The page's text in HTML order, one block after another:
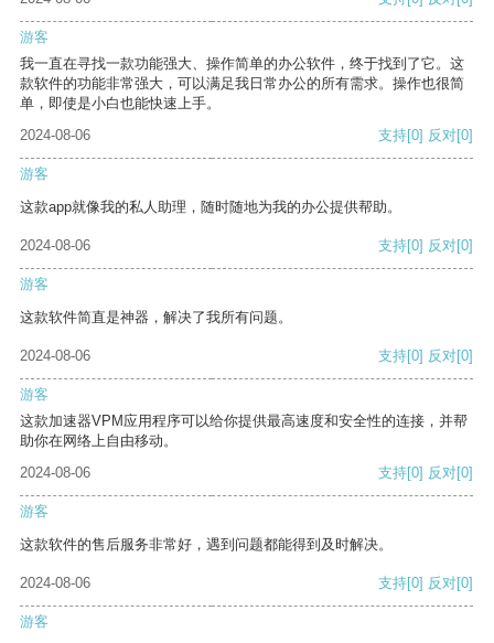
游客
我一直在寻找一款功能强大、操作简单的办公软件，终于找到了它。这
款软件的功能非常强大，可以满足我日常办公的所有需求。操作也很简
单，即使是小白也能快速上手。
2024-08-06
支持[0] 反对[0]
游客
这款app就像我的私人助理，随时随地为我的办公提供帮助。
2024-08-06 支持[0] 反对[0]
游客
这款软件简直是神器，解决了我所有问题。
2024-08-06 支持[0] 反对[0]
游客
这款加速器VPM应用程序可以给你提供最高速度和安全性的连接，并帮
助你在网络上自由移动。
2024-08-06
支持[0] 反对[0]
游客
这款软件的售后服务非常好，遇到问题都能得到及时解决。
2024-08-06 支持[0] 反对[0]
游客